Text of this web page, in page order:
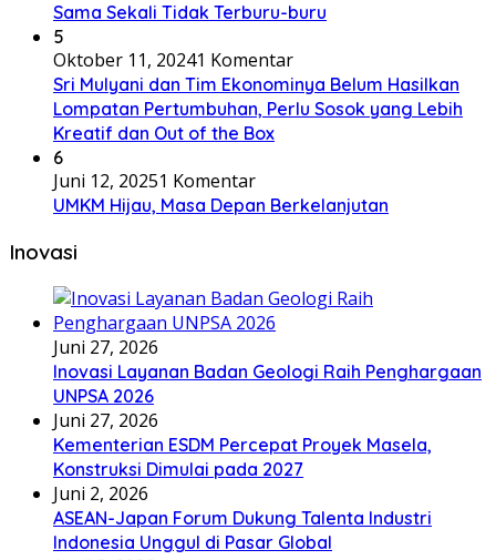
Sama Sekali Tidak Terburu-buru
5
Oktober 11, 20241 Komentar
Sri Mulyani dan Tim Ekonominya Belum Hasilkan
Lompatan Pertumbuhan, Perlu Sosok yang Lebih
Kreatif dan Out of the Box
6
Juni 12, 20251 Komentar
UMKM Hijau, Masa Depan Berkelanjutan
Inovasi
Juni 27, 2026
Inovasi Layanan Badan Geologi Raih Penghargaan
UNPSA 2026
Juni 27, 2026
Kementerian ESDM Percepat Proyek Masela,
Konstruksi Dimulai pada 2027
Juni 2, 2026
ASEAN-Japan Forum Dukung Talenta Industri
Indonesia Unggul di Pasar Global